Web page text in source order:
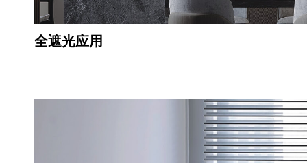
全遮光应用